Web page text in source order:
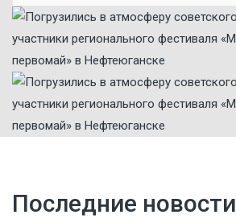
Последние новости